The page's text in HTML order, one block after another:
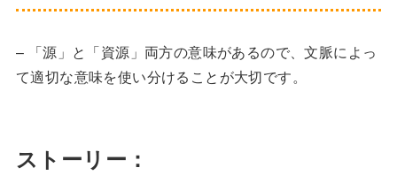
– 「源」と「資源」両方の意味があるので、文脈によっ
て適切な意味を使い分けることが大切です。
ストーリー：